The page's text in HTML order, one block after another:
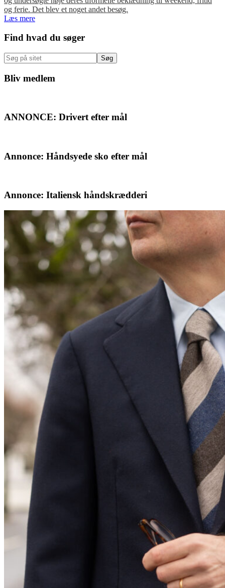
og ferie. Det blev et noget andet besøg.
Læs mere
Primær
Sidebar
Find hvad du søger
Søg
på
sitet
Bliv medlem
ANNONCE: Drivert efter mål
Annonce: Håndsyede sko efter mål
Annonce: Italiensk håndskrædderi